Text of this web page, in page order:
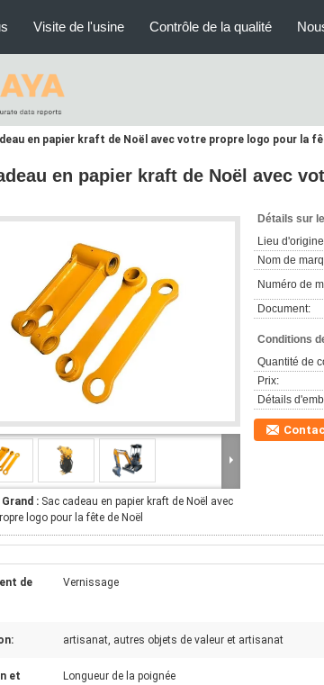
Visite de l'usine Contrôle de la qualité
en papier kraft de Noël avec votre propre logo pour la
en papier kraft de Noël avec
Grand : Sac cadeau en papier kraft de Noël avec
logo pour la fête de Noël
Détails sur
Lieu
Nom de
Numéro de
Document:
Conditions
Quantité de
Prix:
Détails
de
Vernissage
artisanat, autres objets de valeur et artisanat
et
Longueur de la poignée